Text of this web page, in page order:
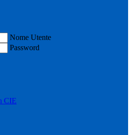
Nome Utente
Password
CIE